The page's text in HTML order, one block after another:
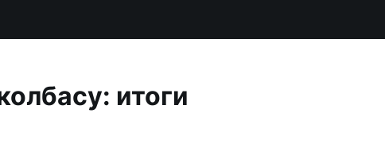
итоги